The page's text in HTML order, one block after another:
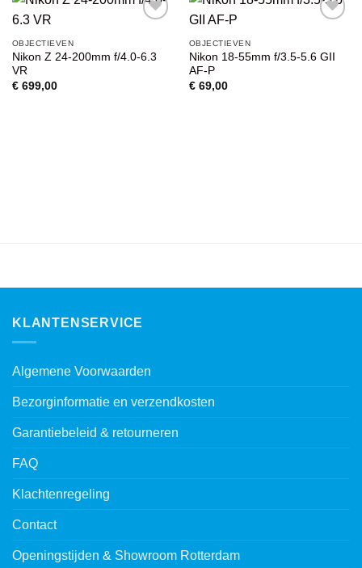
WENSENLIJST
OBJECTIEVEN
Nikon Z 24-200mm f/4.0-6.3
VR
€699,00
WENSENLIJST
OBJECTIEVEN
Nikon 18-55mm f/3.5-5.6 GII
AF-P
€69,00
KLANTENSERVICE
Algemene Voorwaarden
Bezorginformatie en verzendkosten
Garantiebeleid & retourneren
FAQ
Klachtenregeling
Contact
Openingstijden & Showroom Rotterdam